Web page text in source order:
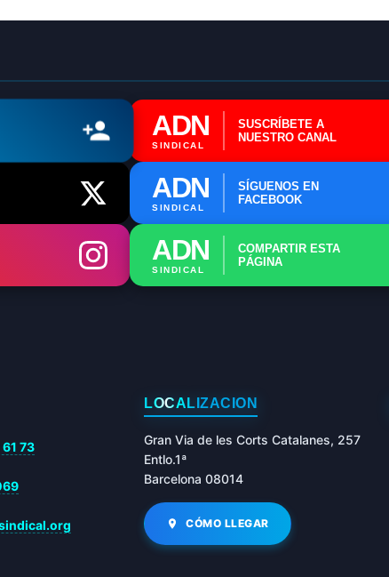
ADN
SINDICAL
SUSCRÍBETE A
NUESTRO CANAL
ADN
SINDICAL
SÍGUENOS EN
FACEBOOK
ADN
SINDICAL
COMPARTIR ESTA
PÁGINA
73
LOCALIZACIÓN
Gran Via de les Corts Catalanes, 257
Entlo.1ª
Barcelona 08014
CÓMO LLEGAR
Info: Horarios y Contacto Sede